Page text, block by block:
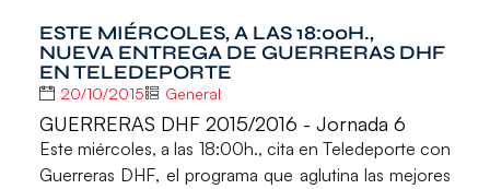
ESTE MIÉRCOLES, A LAS 18:00H.,
NUEVA ENTREGA DE GUERRERAS DHF
EN TELEDEPORTE
20/10/2015 General
GUERRERAS DHF 2015/2016 - Jornada 6
Este miércoles, a las 18:00h., cita enTeledeporte con
Guerreras DHF, el programa que aglutina las mejores